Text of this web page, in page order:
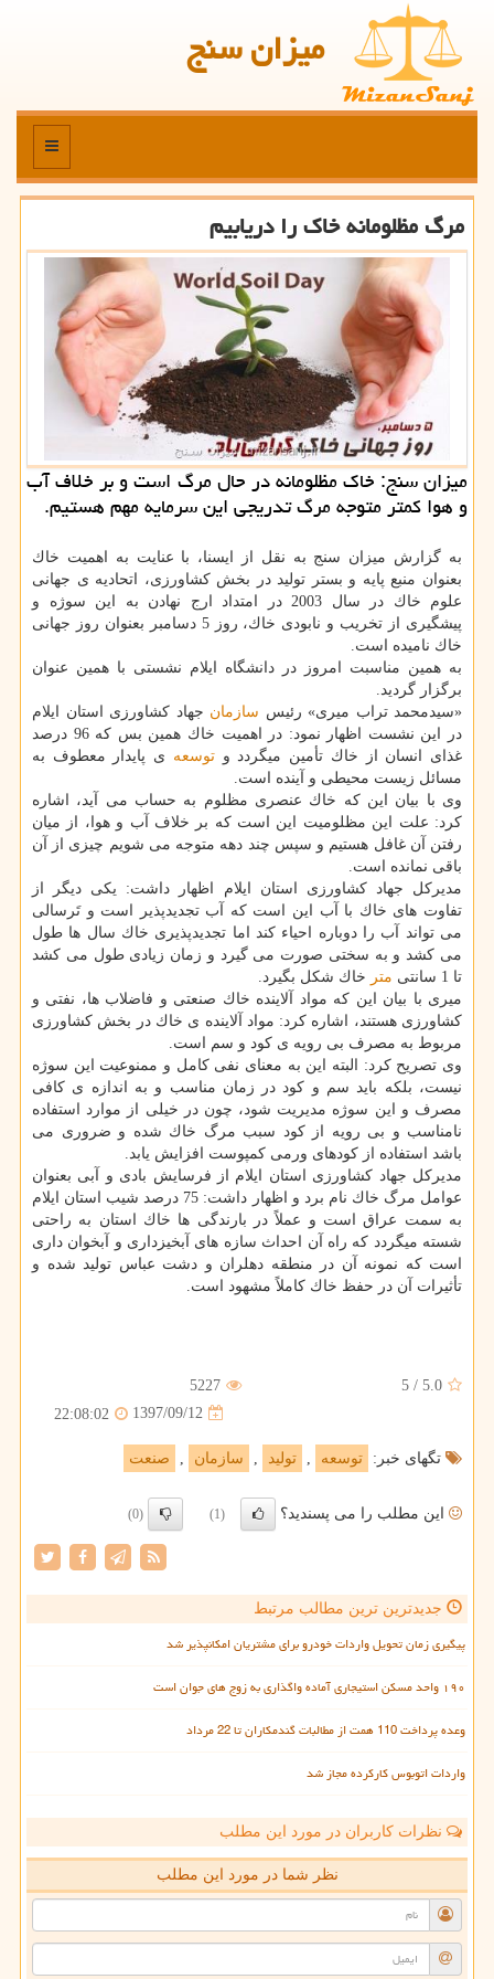
میزان سنج
منو
مرگ مظلومانه خاك را دریابیم
میزان سنج: خاك مظلومانه در حال مرگ است و بر خلاف آب
و هوا كمتر متوجه مرگ تدریجی این سرمایه مهم هستیم.
به گزارش میزان سنج به نقل از ایسنا، با عنایت به اهمیت خاك
بعنوان منبع پایه و بستر تولید در بخش كشاورزی، اتحادیه ی جهانی
علوم خاك در سال 2003 در امتداد ارج نهادن به این سوژه و
پیشگیری از تخریب و نابودی خاك، روز 5 دسامبر بعنوان روز جهانی
خاك نامیده است.
به همین مناسبت امروز در دانشگاه ایلام نشستی با همین عنوان
برگزار گردید.
«سیدمحمد تراب میری» رئیس سازمان جهاد كشاورزی استان ایلام
در این نشست اظهار نمود: در اهمیت خاك همین بس كه 96 درصد
غذای انسان از خاك تأمین میگردد وتوسعه ی پایدار معطوف به
مسائل زیست محیطی و آینده است.
وی با بیان این كه خاك عنصری مظلوم به حساب می آید، اشاره
كرد: علت این مظلومیت این است كه بر خلاف آب و هوا، از میان
رفتن آن غافل هستیم و سپس چند دهه متوجه می شویم چیزی از آن
باقی نمانده است.
مدیركل جهاد كشاورزی استان ایلام اظهار داشت: یكی دیگر از
تفاوت های خاك با آب این است كه آب تجدیدپذیر است و تَرسالی
می تواند آب را دوباره احیاء كند اما تجدیدپذیری خاك سال ها طول
می كشد و به سختی صورت می گیرد و زمان زیادی طول می كشد
تا 1 سانتی
متر خاك شكل بگیرد.
میری با بیان این كه مواد آلاینده خاك صنعتی و فاضلاب ها، نفتی و
كشاورزی هستند، اشاره كرد: مواد آلاینده ی خاك در بخش كشاورزی
مربوط به مصرف بی رویه ی كود و سم است.
وی تصریح كرد: البته این به معنای نفی كامل و ممنوعیت این سوژه
نیست، بلكه باید سم و كود در زمان مناسب و به اندازه ی كافی
مصرف و این سوژه مدیریت شود، چون در خیلی از موارد استفاده
نامناسب و بی رویه از كود سبب مرگ خاك شده و ضروری می
باشد استفاده از كودهای ورمی كمپوست افزایش یابد.
مدیركل جهاد كشاورزی استان ایلام از فرسایش بادی و آبی بعنوان
عوامل مرگ خاك نام برد و اظهار داشت: 75 درصد شیب استان ایلام
به سمت عراق است و عملاً در بارندگی ها خاك استان به راحتی
شسته میگردد كه راه آن احداث سازه های آبخیزداری و آبخوان داری
است كه نمونه آن در منطقه دهلران و دشت عباس تولید شده و
تأثیرات آن در حفظ خاك كاملاً مشهود است.
5.0
/
5
5227
1397/09/12
22:08:02
تگهای خبر: توسعه تولید سازمان صنعت
این مطلب را می پسندید؟ (1)
(0)
جدیدترین ترین مطالب مرتبط
پیگیری زمان تحویل واردات خودرو برای مشتریان امکانپذیر شد
۱۹۰ واحد مسکن استیجاری آماده واگذاری به زوج های جوان است
وعده پرداخت 110 همت از مطالبات گندمکاران تا 22 مرداد
واردات اتوبوس کارکرده مجاز شد
نظرات کاربران در مورد این مطلب
نظر شما در مورد این مطلب